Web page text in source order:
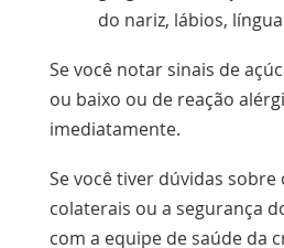
do nariz, lábios,
Se você notar sinais de
ou baixo ou de reação
imediatamente.
Se você tiver dúvidas sobre
colaterais ou a segurança
com a equipe de saúde da